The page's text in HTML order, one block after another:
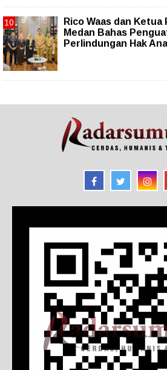
Rico Waas dan Ketua
Medan Bahas
Perlindungan Hak